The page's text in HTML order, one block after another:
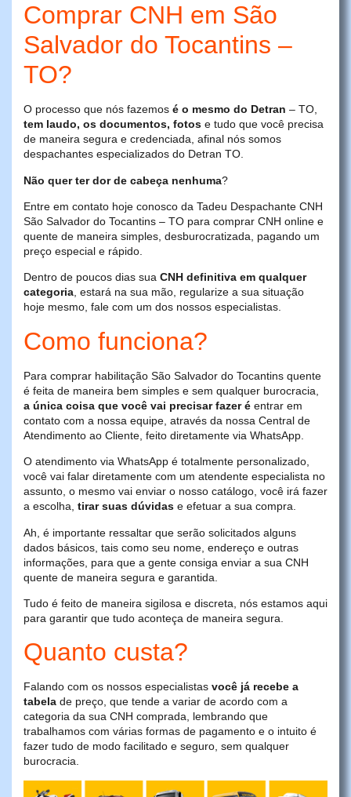
Comprar CNH em São
Salvador do Tocantins –
TO?
O processo que nós fazemos é o mesmo do Detran – TO,
tem laudo, os documentos, fotos e tudo que você precisa
de maneira segura e credenciada, afinal nós somos
despachantes especializados do Detran TO.
Não quer ter dor de cabeça nenhuma?
Entre em contato hoje conosco da Tadeu Despachante CNH
São Salvador do Tocantins – TO para comprar CNH online e
quente de maneira simples, desburocratizada, pagando um
preço especial e rápido.
Dentro de poucos dias sua CNH definitiva em qualquer
categoria, estará na sua mão, regularize a sua situação
hoje mesmo, fale com um dos nossos especialistas.
Como funciona?
Para comprar habilitação São Salvador do Tocantins quente
é feita de maneira bem simples e sem qualquer burocracia,
a única coisa que você vai precisar fazer é entrar em
contato com a nossa equipe, através da nossa Central de
Atendimento ao Cliente, feito diretamente via WhatsApp.
O atendimento via WhatsApp é totalmente personalizado,
você vai falar diretamente com um atendente especialista no
assunto, o mesmo vai enviar o nosso catálogo, você irá fazer
a escolha, tirar suas dúvidas e efetuar a sua compra.
Ah, é importante ressaltar que serão solicitados alguns
dados básicos, tais como seu nome, endereço e outras
informações, para que a gente consiga enviar a sua CNH
quente de maneira segura e garantida.
Tudo é feito de maneira sigilosa e discreta, nós estamos aqui
para garantir que tudo aconteça de maneira segura.
Quanto custa?
Falando com os nossos especialistas você já recebe a
tabela de preço, que tende a variar de acordo com a
categoria da sua CNH comprada, lembrando que
trabalhamos com várias formas de pagamento e o intuito é
fazer tudo de modo facilitado e seguro, sem qualquer
burocracia.